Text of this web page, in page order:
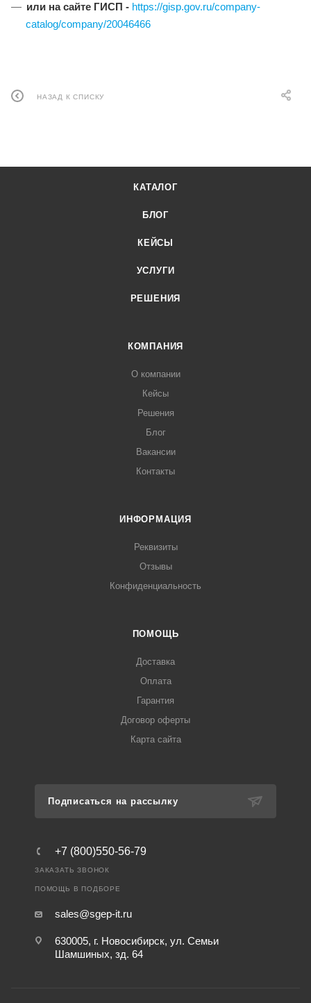
или насайте ГИСП - https://gisp.gov.ru/company-
catalog/company/20046466
НАЗАД К СПИСКУ
КАТАЛОГ
БЛОГ
КЕЙСЫ
УСЛУГИ
РЕШЕНИЯ
КОМПАНИЯ
О компании
Кейсы
Решения
Блог
Вакансии
Контакты
ИНФОРМАЦИЯ
Реквизиты
Отзывы
Конфиденциальность
ПОМОЩЬ
Доставка
Оплата
Гарантия
Договор оферты
Карта сайта
Подписаться на рассылку
+7 (800)550-56-79
ЗАКАЗАТЬ ЗВОНОК
ПОМОЩЬ В ПОДБОРЕ
sales@sgep-it.ru
630005, г. Новосибирск, ул. Семьи
Шамшиных, зд. 64